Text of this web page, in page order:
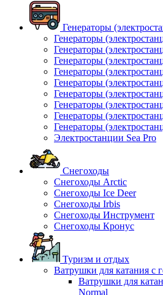
Генераторы
Генераторы
Генераторы
Генераторы
Генераторы
Генераторы
Генераторы
Генераторы
Генераторы
Генераторы
Электростанции Sea Pro
Снегоходы
Снегоходы Arctic
Снегоходы Ice Deer
Снегоходы Irbis
Снегоходы Инструмент
Снегоходы Кронус
Туризм и отдых
Ватрушки для катания с
Ватрушки для
Normal